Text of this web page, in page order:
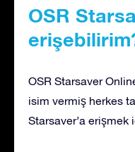
OSR
OSR Starsaver
isim vermiş herkes
Starsaver’a erişmek